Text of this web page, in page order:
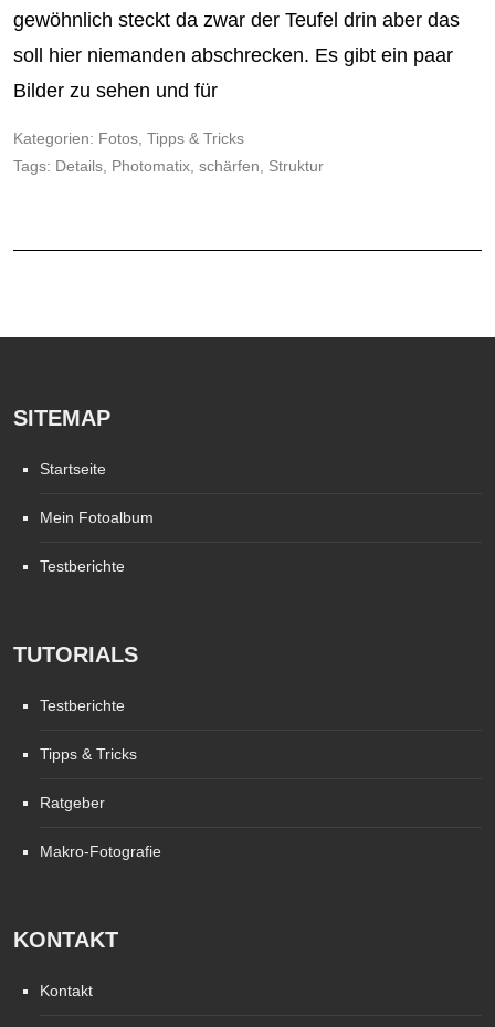
gewöhnlich steckt da zwar der Teufel drin aber das
soll hier niemanden abschrecken. Es gibt ein paar
Bilder zu sehen und für
Kategorien: Fotos Tipps & Tricks
Tags: Details Photomatix schärfen Struktur
SITEMAP
Startseite
Mein Fotoalbum
Testberichte
TUTORIALS
Testberichte
Tipps & Tricks
Ratgeber
Makro-Fotografie
KONTAKT
Kontakt